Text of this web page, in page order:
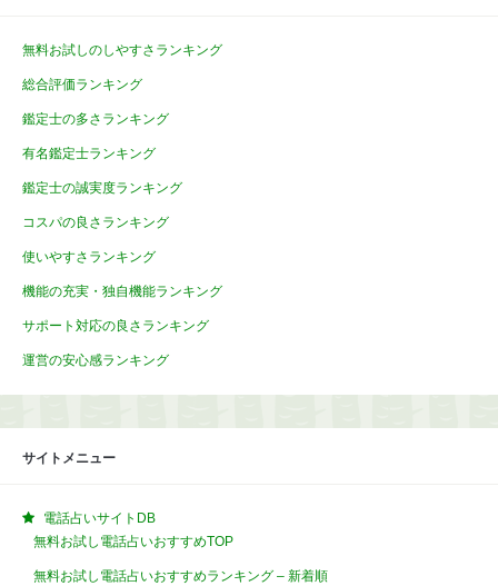
無料お試しのしやすさランキング
総合評価ランキング
鑑定士の多さランキング
有名鑑定士ランキング
鑑定士の誠実度ランキング
コスパの良さランキング
使いやすさランキング
機能の充実・独自機能ランキング
サポート対応の良さランキング
運営の安心感ランキング
サイトメニュー
電話占いサイトDB
無料お試し電話占いおすすめTOP
無料お試し電話占いおすすめランキング – 新着順